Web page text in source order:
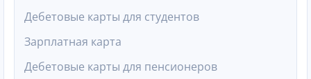
Дебетовые карты для студентов
Зарплатная карта
Дебетовые карты для пенсионеров